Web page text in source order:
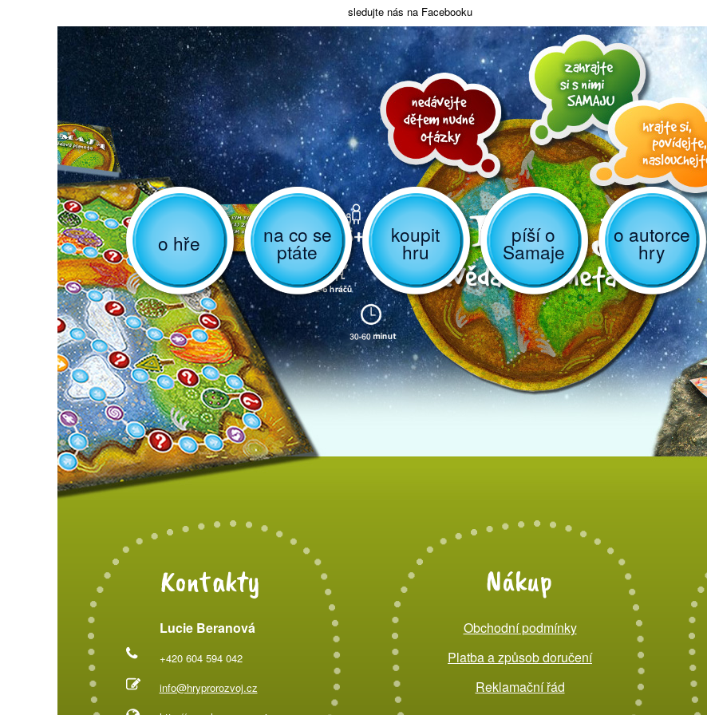
sledujte nás na Facebooku
o hře na co se
ptáte
koupit
hru
píší o
Samaje
o autorce
hry
Kontakty
Lucie Beranová
+420 604 594 042
info@hryprorozvoj.cz
Nákup
Obchodní podmínky
Platba a způsob doručení
Reklamační řád